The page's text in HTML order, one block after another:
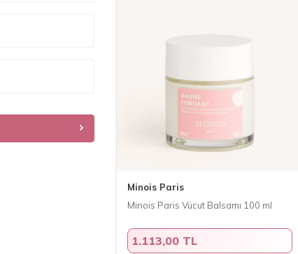
Minois Paris
Minois Paris Vücut Balsamı 100 ml
1.113,00 TL